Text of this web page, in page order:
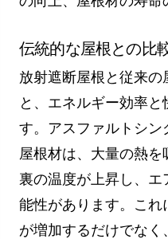
伝統的な屋根との比
放射遮断屋根と従来
と、エネルギー効率
す。アスファルトシ
屋根材は、大量の熱
裏の温度が上昇し、
能性があります。これ
が増加するだけでな